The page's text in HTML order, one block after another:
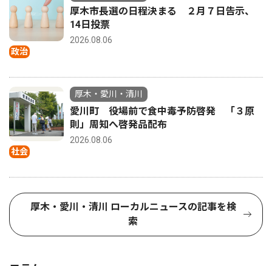
政治
厚木市長選の日程決まる ２月７日告示、
14日投票
2026.08.06
社会
厚木・愛川・清川
愛川町 役場前で食中毒予防啓発 「３原
則」周知へ啓発品配布
2026.08.06
厚木・愛川・清川 ローカルニュースの記事を検
索